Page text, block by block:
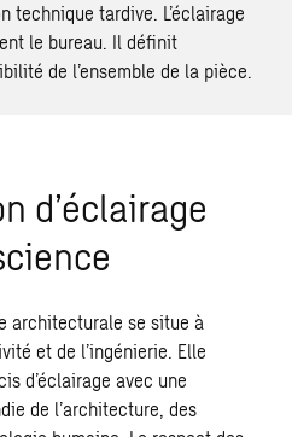
technique tardive. L’éclairage
le bureau. Il définit
de l’ensemble de la pièce.
d’éclairage
architecturale se situe à
et de l’ingénierie. Elle
d’éclairage avec une
de l’architecture, des